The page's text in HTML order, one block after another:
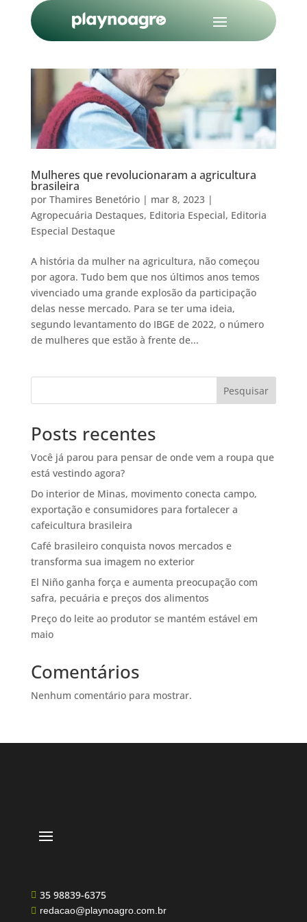
Mulheres que revolucionaram a agricultura
brasileira
por Thamires Benetório| mar 8, 2023|
Agropecuária Destaques, Editoria Especial, Editoria
Especial Destaque
A história da mulher na agricultura, não começou
por agora. Tudo bem que nos últimos anos temos
vivenciado uma grande explosão da participação
delas nesse mercado. Para se ter uma ideia,
segundo levantamento do IBGE de 2022, o número
de mulheres que estão à frente de...
Pesquisar
Posts recentes
Você já parou para pensar de onde vem a roupa que
está vestindo agora?
Do interior de Minas, movimento conecta campo,
exportação e consumidores para fortalecer a
cafeicultura brasileira
Café brasileiro conquista novos mercados e
transforma sua imagem no exterior
El Niño ganha força e aumenta preocupação com
safra, pecuária e preços dos alimentos
Preço do leite ao produtor se mantém estável em
maio
Comentários
Nenhum comentário para mostrar.
 35 98839-6375
 redacao@playnoagro.com.br